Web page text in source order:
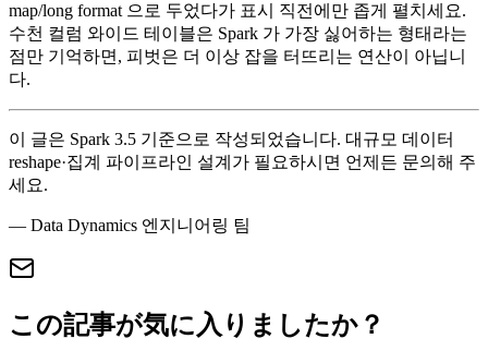
map/long format 으로 두었다가 표시 직전에만 좁게 펼치세요.
수천 컬럼 와이드 테이블은 Spark 가 가장 싫어하는 형태라는
점만 기억하면, 피벗은 더 이상 잡을 터뜨리는 연산이 아닙니
다.
이 글은 Spark 3.5 기준으로 작성되었습니다. 대규모 데이터
reshape·집계 파이프라인 설계가 필요하시면 언제든 문의해 주
세요.
— Data Dynamics 엔지니어링 팀
この記事が気に入りましたか？